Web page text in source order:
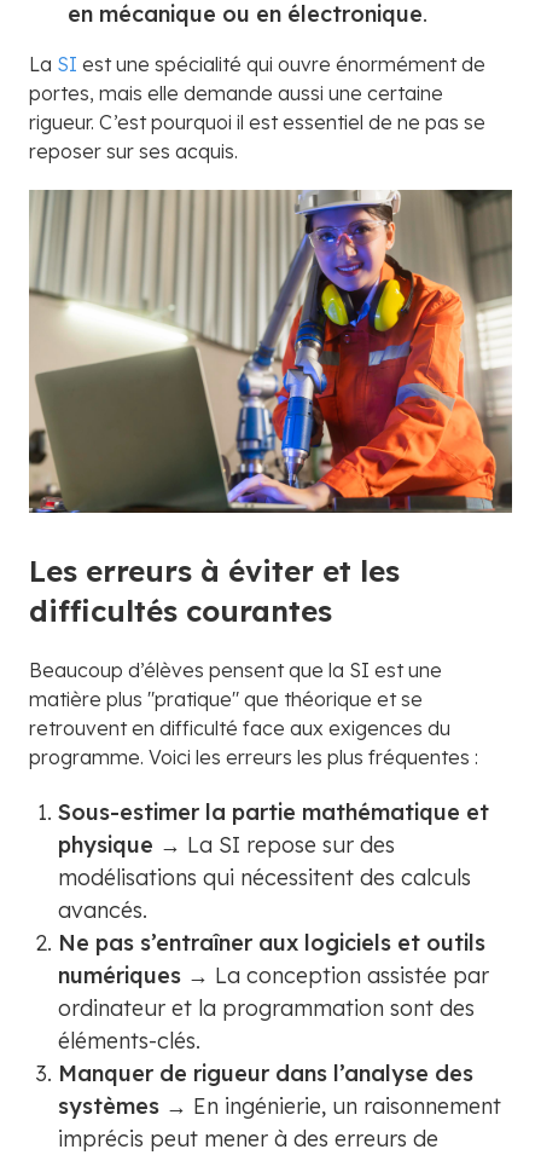
en mécanique ou en électronique.
La SI est une spécialité qui ouvre énormément de
portes, mais elle demande aussi une certaine
rigueur. C’est pourquoi il est essentiel de ne pas se
reposer sur ses acquis.
Les erreurs à éviter et les
difficultés courantes
Beaucoup d’élèves pensent que la SI est une
matière plus "pratique" que théorique et se
retrouvent en difficulté face aux exigences du
programme. Voici les erreurs les plus fréquentes :
Sous-estimer la partie mathématique et
physique → La SI repose sur des
modélisations qui nécessitent des calculs
avancés.
Ne pas s’entraîner aux logiciels et outils
numériques → La conception assistée par
ordinateur et la programmation sont des
éléments-clés.
Manquer de rigueur dans l’analyse des
systèmes → En ingénierie, un raisonnement
imprécis peut mener à des erreurs de